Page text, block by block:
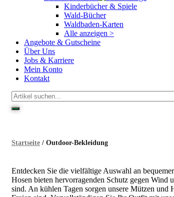
Kinderbücher & Spiele
Wald-Bücher
Waldbaden-Karten
Alle anzeigen >
Angebote & Gutscheine
Über Uns
Jobs & Karriere
Mein Konto
Kontakt
Startseite / Outdoor-Bekleidung
Entdecken Sie die vielfältige Auswahl an
Hosen bieten hervorragenden Schutz gegen Wind
sind. An kühlen Tagen sorgen unsere Mützen